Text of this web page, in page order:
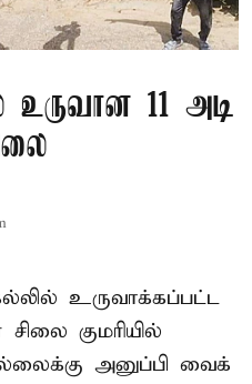
உருவான 11 அடி
உருவாக்கப்பட்ட
குமரியில்
அனுப்பி வைக்